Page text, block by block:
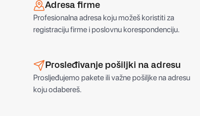
Adresa firme
Profesionalna adresa koju možeš koristiti za
registraciju firme i poslovnu korespondenciju.
Prosleđivanje pošiljki na adresu
Prosljeđujemo pakete ili važne pošiljke na adresu
koju odabereš.